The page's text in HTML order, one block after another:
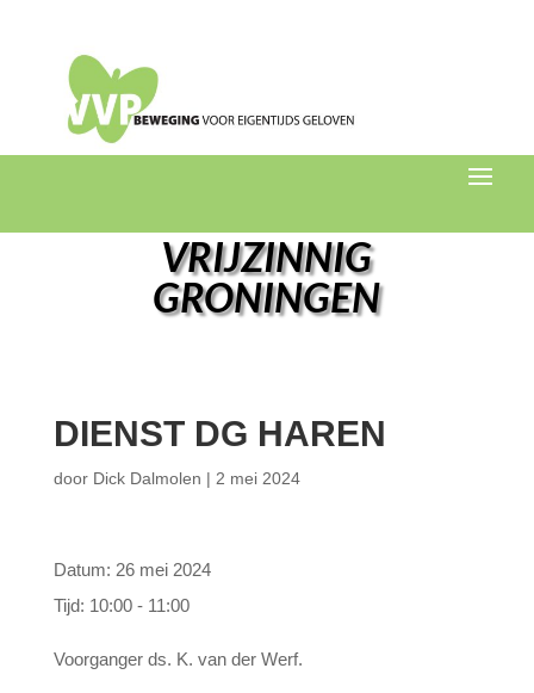
VRIJZINNIG
GRONINGEN
DIENST DG HAREN
door Dick Dalmolen | 2 mei 2024
Datum: 26 mei 2024
Tijd: 10:00 - 11:00
Voorganger ds. K. van der Werf.